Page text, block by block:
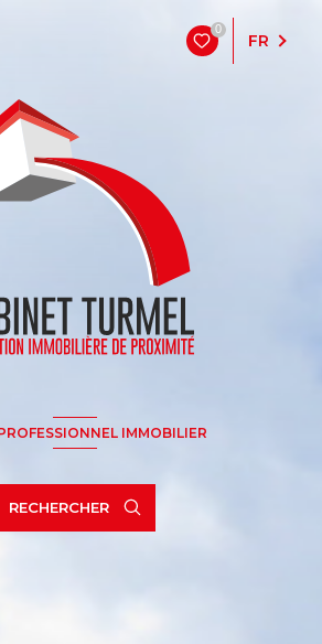
0
FR
IMMOBILIER
RECHERCHER